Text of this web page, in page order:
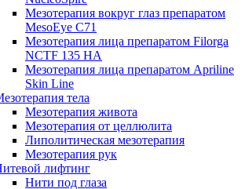
Мезотерапия вокруг глаз препаратом
MesoEye С71
Мезотерапия лица препаратом Filorga
NCTF 135 HA
Мезотерапия лица препаратом Apriline
Skin Line
тела
Мезотерапия живота
Мезотерапия от целлюлита
Липолитическая мезотерапия
Мезотерапия рук
лифтинг
Нити под глаза